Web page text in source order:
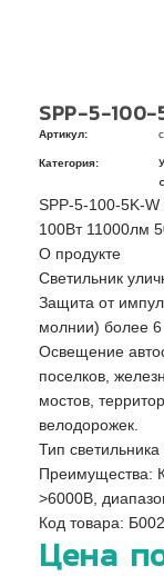
SPP-5-
Артикул:
Категория:
SPP-5-100-5K-
100Вт 11000лм
О продукте
Светильник
Защита от
молнии) более 6
Освещение
поселков,
мостов,
велодорожек.
Тип
Преимущества:
>6000В,
Код товара:
Цена